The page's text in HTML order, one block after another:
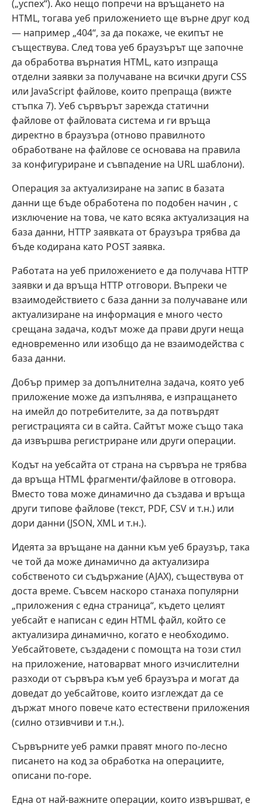
(„успех“). Ако нещо попречи на връщането на
HTML, тогава уеб приложението ще върне друг код
— например „404“, за да покаже, че екипът не
съществува. След това уеб браузърът ще започне
да обработва върнатия HTML, като изпраща
отделни заявки за получаване на всички други CSS
или JavaScript файлове, които препраща (вижте
стъпка 7). Уеб сървърът зарежда статични
файлове от файловата система и ги връща
директно в браузъра (отново правилното
обработване на файлове се основава на правила
за конфигуриране и съвпадение на URL шаблони).
Операция за актуализиране на запис в базата
данни ще бъде обработена по подобен начин , с
изключение на това, че като всяка актуализация на
база данни, HTTP заявката от браузъра трябва да
бъде кодирана като POST заявка.
Работата на уеб приложението е да получава HTTP
заявки и да връща HTTP отговори. Въпреки че
взаимодействието с база данни за получаване или
актуализиране на информация е много често
срещана задача, кодът може да прави други неща
едновременно или изобщо да не взаимодейства с
база данни.
Добър пример за допълнителна задача, която уеб
приложение може да изпълнява, е изпращането
на имейл до потребителите, за да потвърдят
регистрацията си в сайта. Сайтът може също така
да извършва регистриране или други операции.
Кодът на уебсайта от страна на сървъра не трябва
да връща HTML фрагменти/файлове в отговора.
Вместо това може динамично да създава и връща
други типове файлове (текст, PDF, CSV и т.н.) или
дори данни (JSON, XML и т.н.).
Идеята за връщане на данни към уеб браузър, така
че той да може динамично да актуализира
собственото си съдържание (AJAX), съществува от
доста време. Съвсем наскоро станаха популярни
„приложения с една страница“, където целият
уебсайт е написан с един HTML файл, който се
актуализира динамично, когато е необходимо.
Уебсайтовете, създадени с помощта на този стил
на приложение, натоварват много изчислителни
разходи от сървъра към уеб браузъра и могат да
доведат до уебсайтове, които изглеждат да се
държат много повече като естествени приложения
(силно отзивчиви и т.н.).
Сървърните уеб рамки правят много по-лесно
писането на код за обработка на операциите,
описани по-горе.
Една от най-важните операции, които извършват, е